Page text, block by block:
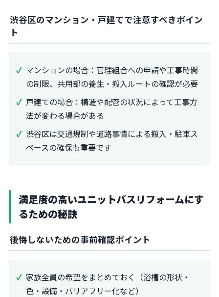
渋谷区のマンション・戸建てで注意すべきポイン
ト
マンションの場合：管理組合への申請や工事時間
の制限、共用部の養生・搬入ルートの確認が必要
戸建ての場合：構造や配管の状況によって工事方
法が変わる場合がある
渋谷区は交通規制や道路事情による搬入・駐車ス
ペースの確保も重要です
満足度の高いユニットバスリフォームにす
るための秘訣
後悔しないための事前確認ポイント
家族全員の希望をまとめておく（浴槽の形状・
色・設備・バリアフリー化など）